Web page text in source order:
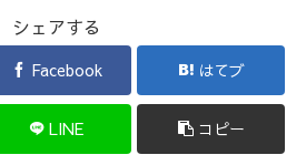
シェアする
Facebook はてブ
LINE コピー